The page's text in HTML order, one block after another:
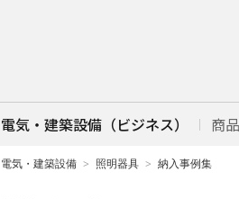
電気・建築設備（ビジネス） 商
電気・建築設備 照明器具 納入事例集